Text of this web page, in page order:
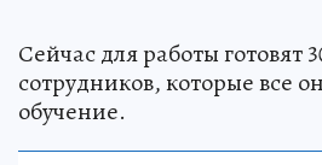
Сейчас для работы готовят
сотрудников, которые все
обучение.